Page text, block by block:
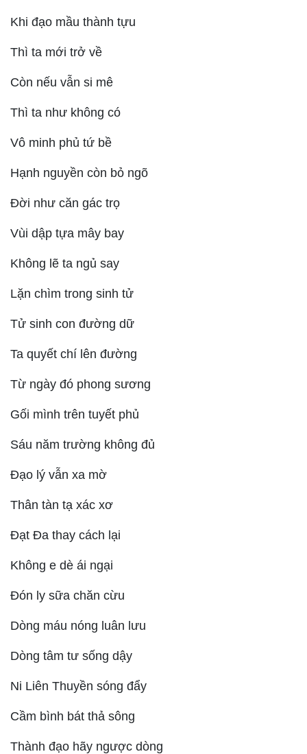
Khi đạo mầu thành tựu
Thì ta mới trở về
Còn nếu vẫn si mê
Thì ta như không có
Vô minh phủ tứ bề
Hạnh nguyền còn bỏ ngõ
Đời như căn gác trọ
Vùi dập tựa mây bay
Không lẽ ta ngủ say
Lặn chìm trong sinh tử
Tử sinh con đường dữ
Ta quyết chí lên đường
Từ ngày đó phong sương
Gối mình trên tuyết phủ
Sáu năm trường không đủ
Đạo lý vẫn xa mờ
Thân tàn tạ xác xơ
Đạt Đa thay cách lại
Không e dè ái ngại
Đón ly sữa chăn cừu
Dòng máu nóng luân lưu
Dòng tâm tư sống dậy
Ni Liên Thuyền sóng đẩy
Cầm bình bát thả sông
Thành đạo hãy ngược dòng